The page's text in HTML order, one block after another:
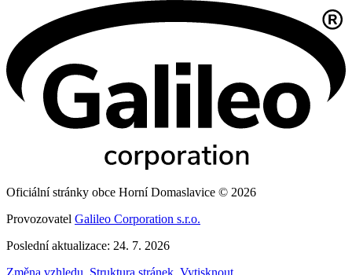
Oficiální stránky obce Horní Domaslavice © 2026
Provozovatel Galileo Corporation s.r.o.
Poslední aktualizace: 24. 7. 2026
Změna vzhledu Struktura stránek Vytisknout